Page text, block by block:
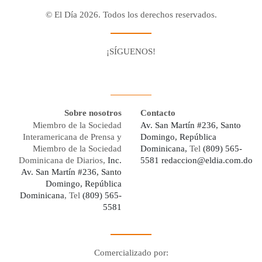
© El Día 2026. Todos los derechos reservados.
¡SÍGUENOS!
Sobre nosotros
Miembro de la Sociedad
Interamericana de Prensa y
Miembro de la Sociedad
Dominicana de Diarios, Inc.
Av. San Martín #236, Santo
Domingo, República
Dominicana, Tel (809) 565-
5581
Contacto
Av. San Martín #236, Santo
Domingo, República
Dominicana, Tel (809) 565-
5581 redaccion@eldia.com.do
Comercializado por: